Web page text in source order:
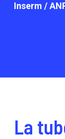
Inserm /
La